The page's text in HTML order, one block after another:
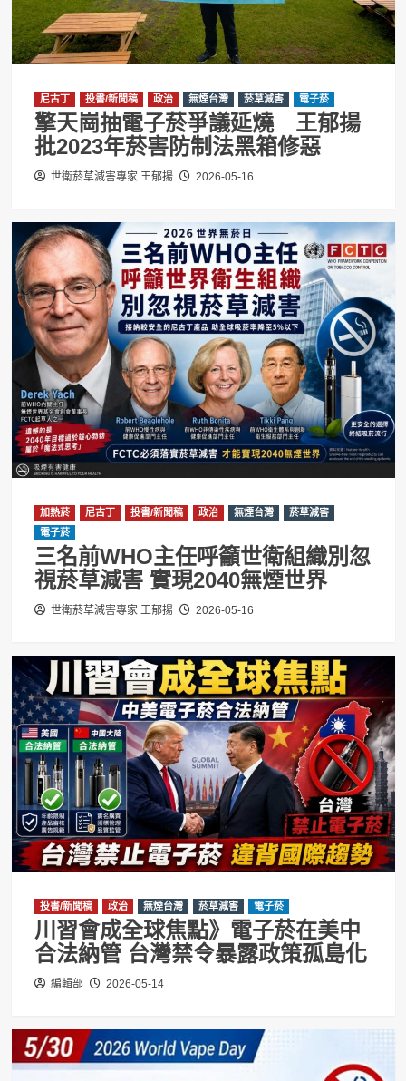
尼古丁 投書/新聞稿 政治 無煙台灣 菸草減害 電子菸
擎天崗抽電子菸爭議延燒 王郁揚
批2023年菸害防制法黑箱修惡
世衛菸草減害專家 王郁揚 2026-05-16
加熱菸 尼古丁 投書/新聞稿 政治 無煙台灣
菸草減害
電子菸
三名前WHO主任呼籲世衛組織別忽
視菸草減害 實現2040無煙世界
世衛菸草減害專家 王郁揚 2026-05-16
投書/新聞稿 政治 無煙台灣 菸草減害 電子菸
川習會成全球焦點》電子菸在美中
合法納管 台灣禁令暴露政策孤島化
編輯部 2026-05-14